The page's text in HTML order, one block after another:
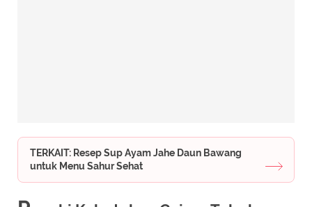
TERKAIT: Resep Sup Ayam Jahe Daun Bawang
untuk Menu Sahur Sehat